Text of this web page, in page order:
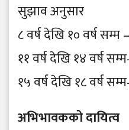
सुझाव अनुसार
८ वर्ष देखि १० वर्ष सम्म
११ वर्ष देखि १४ वर्ष
१५ वर्ष देखि १८ वर्ष
अभिभावकको दायित्व